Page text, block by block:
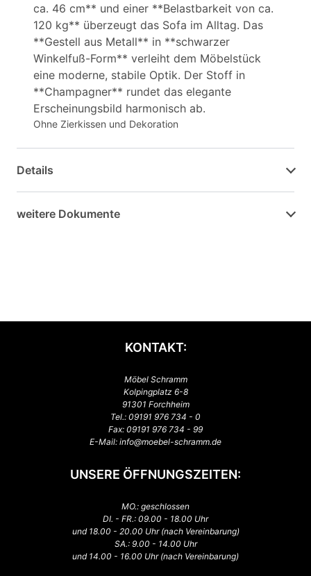
ca. 46 cm** und einer **Belastbarkeit von ca.
120 kg** überzeugt das Sofa im Alltag. Das
**Gestell aus Metall** in **schwarzer
Winkelfuß-Form** verleiht dem Möbelstück
eine moderne, stabile Optik. Der Stoff in
**Champagner** rundet das elegante
Erscheinungsbild harmonisch ab.
Ohne Zierkissen und Dekoration
Details
weitere Dokumente
KONTAKT:
Möbel Schramm
Kolpingplatz 6-8
91301 Forchheim
Tel.: 09191 976 734 - 0
Fax: 09191 976 734 - 99
E-Mail: info@moebel-schramm.de
UNSERE ÖFFNUNGSZEITEN:
MO.: geschlossen
DI. - FR.: 09.00 - 18.00 Uhr
und 18.00 - 20.00 Uhr (nach Vereinbarung)
SA.: 9.00 - 14.00 Uhr
und 14.00 - 16.00 Uhr (nach Vereinbarung)